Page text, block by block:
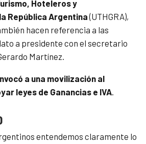
Hoteleros y
República Argentina(UTHGRA),
hacen referencia a las
a presidente con el secretario
Martínez.
a una movilización al
leyes de Ganancias e IVA.
entendemos claramente lo